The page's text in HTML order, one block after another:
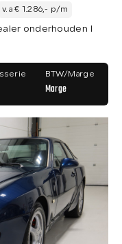
v.a € 1.286,- p/m
onderhouden I
BTW/Marge
Marge